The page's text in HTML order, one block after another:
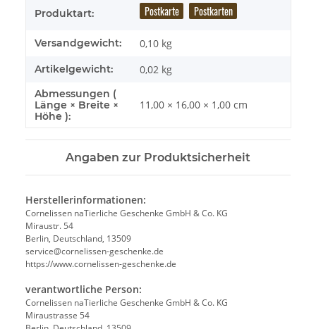
Produktart: Postkarte Postkarten
Versandgewicht: 0,10 kg
Artikelgewicht: 0,02 kg
Abmessungen (
Länge × Breite ×
Höhe ):
11,00 × 16,00 × 1,00 cm
Angaben zur Produktsicherheit
Herstellerinformationen:
Cornelissen naTierliche Geschenke GmbH & Co. KG
Miraustr. 54
Berlin, Deutschland, 13509
service@cornelissen-geschenke.de
https://www.cornelissen-geschenke.de
verantwortliche Person:
Cornelissen naTierliche Geschenke GmbH & Co. KG
Miraustrasse 54